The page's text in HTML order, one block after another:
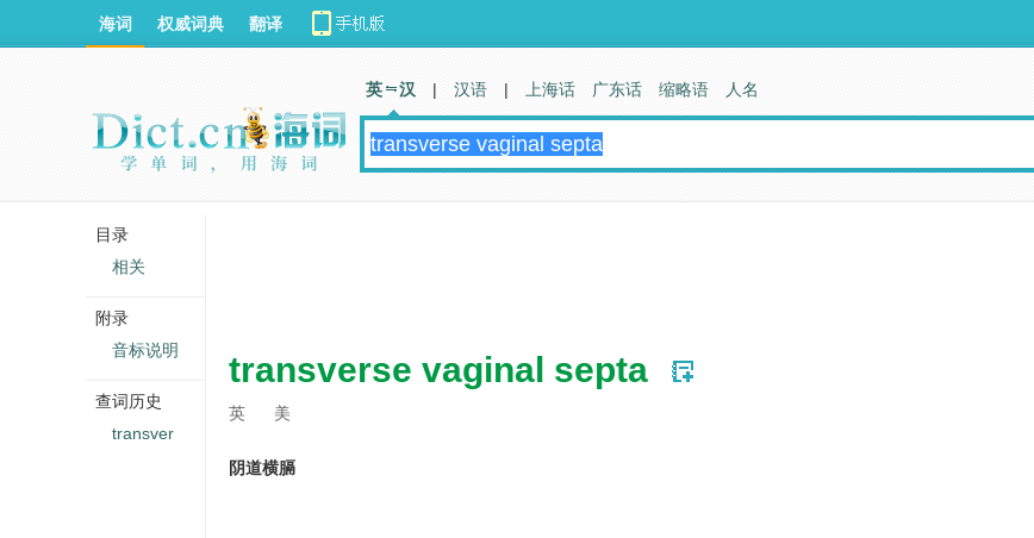
transverse vaginal septa
英 美
阴道横膈
海词 权威词典 翻译
英 汉 | 汉语 | 上海话 广东话 缩略语 人名
目录
相关
附录
音标说明
查词历史
transver